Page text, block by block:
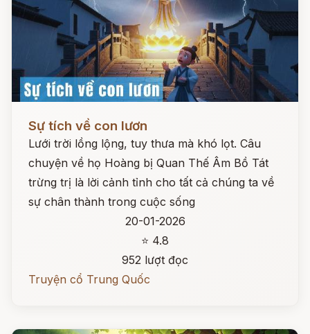
Sự tích về con lươn
Lưới trời lồng lộng, tuy thưa mà khó lọt. Câu
chuyện về họ Hoàng bị Quan Thế Âm Bồ Tát
trừng trị là lời cảnh tỉnh cho tất cả chúng ta về
sự chân thành trong cuộc sống
20-01-2026
⭐ 4.8
952 lượt đọc
Truyện cổ Trung Quốc